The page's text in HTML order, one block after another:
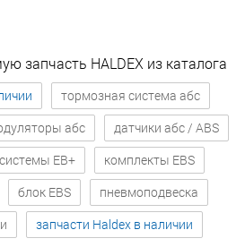
запчасть HALDEX из каталога
тормозная система абс
абс
датчики абс / ABS
EB+
комплекты EBS
блок EBS
пневмоподвеска
запчасти Haldex в наличии